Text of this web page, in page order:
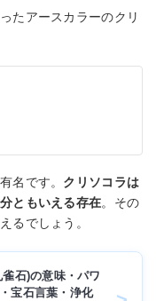
たアースカラーのクリ
名です。 クリソコラは
ともいえる存在。その
るでしょう。
石)の意味・パワ
宝石言葉・浄化